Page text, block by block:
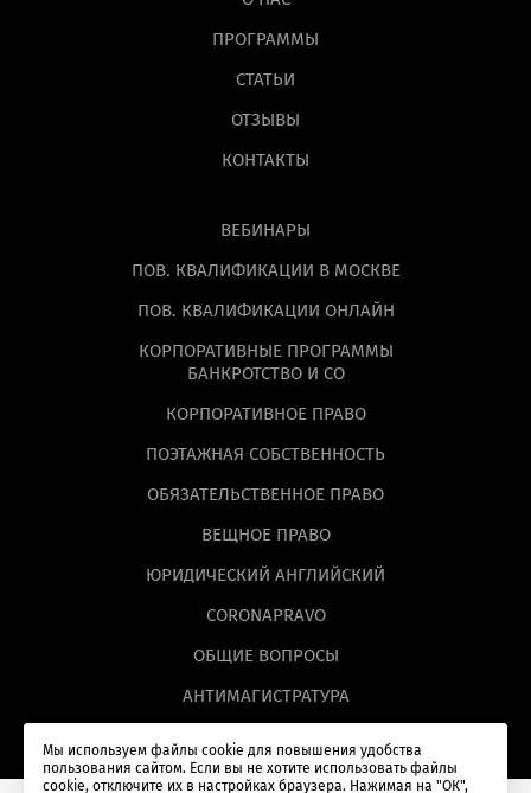
Мы используем файлы cookie для повышения удобства
пользования сайтом. Если вы не хотите использовать файлы
cookie, отключите их в настройках браузера. Нажимая на "ОК",
ПРОГРАММЫ
СТАТЬИ
ОТЗЫВЫ
КОНТАКТЫ
ВЕБИНАРЫ
ПОВ. КВАЛИФИКАЦИИ В МОСКВЕ
ПОВ. КВАЛИФИКАЦИИ ОНЛАЙН
КОРПОРАТИВНЫЕ ПРОГРАММЫ
БАНКРОТСТВО И СО
КОРПОРАТИВНОЕ ПРАВО
ПОЭТАЖНАЯ СОБСТВЕННОСТЬ
ОБЯЗАТЕЛЬСТВЕННОЕ ПРАВО
ВЕЩНОЕ ПРАВО
ЮРИДИЧЕСКИЙ АНГЛИЙСКИЙ
CORONAPRAVO
ОБЩИЕ ВОПРОСЫ
АНТИМАГИСТРАТУРА